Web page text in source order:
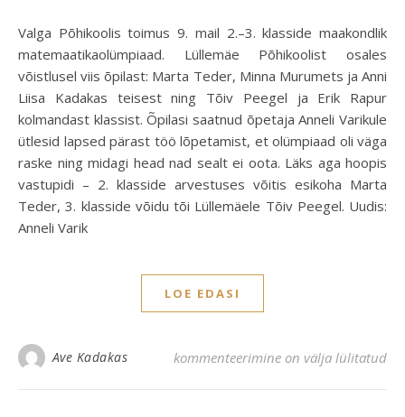
Valga Põhikoolis toimus 9. mail 2.–3. klasside maakondlik
matemaatikaolümpiaad. Lüllemäe Põhikoolist osales
võistlusel viis õpilast: Marta Teder, Minna Murumets ja Anni
Liisa Kadakas teisest ning Tõiv Peegel ja Erik Rapur
kolmandast klassist. Õpilasi saatnud õpetaja Anneli Varikule
ütlesid lapsed pärast töö lõpetamist, et olümpiaad oli väga
raske ning midagi head nad sealt ei oota. Läks aga hoopis
vastupidi – 2. klasside arvestuses võitis esikoha Marta
Teder, 3. klasside võidu tõi Lüllemäele Tõiv Peegel. Uudis:
Anneli Varik
LOE EDASI
Ave Kadakas Esikohad matemaatikaolümpiaadilt
kommenteerimine on välja lülitatud